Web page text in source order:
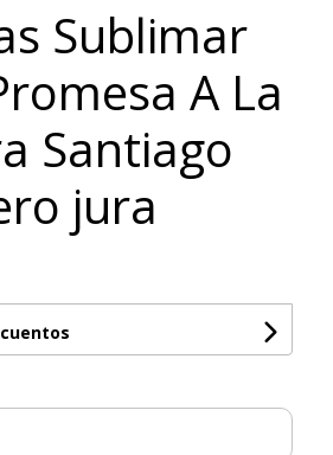
Sublimar
A La
Santiago
jura